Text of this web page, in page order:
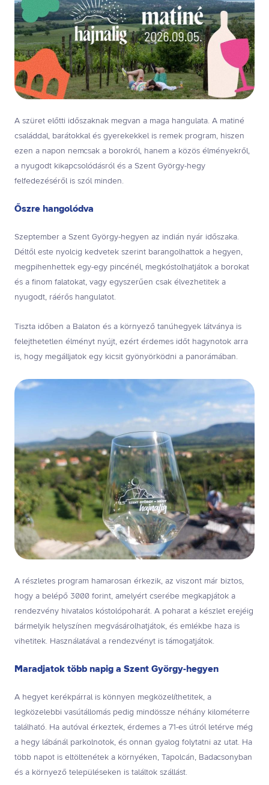
A szüret előtti időszaknak megvan a maga hangulata. A matiné
családdal, barátokkal és gyerekekkel is remek program, hiszen
ezen a napon nemcsak a borokról, hanem a közös élményekről,
a nyugodt kikapcsolódásról és a Szent György-hegy
felfedezéséről is szól minden.
Őszre hangolódva
Szeptember a Szent György-hegyen az indián nyár időszaka.
Déltől este nyolcig kedvetek szerint barangolhattok a hegyen,
megpihenhettek egy-egy pincénél, megkóstolhatjátok a borokat
és a finom falatokat, vagy egyszerűen csak élvezhetitek a
nyugodt, ráérős hangulatot.
Tiszta időben a Balaton és a környező tanúhegyek látványa is
felejthetetlen élményt nyújt, ezért érdemes időt hagynotok arra
is, hogy megálljatok egy kicsit gyönyörködni a panorámában.
A részletes program hamarosan érkezik, az viszont már biztos,
hogy a belépő 3000 forint, amelyért cserébe megkapjátok a
rendezvény hivatalos kóstolópoharát. A poharat a készlet erejéig
bármelyik helyszínen megvásárolhatjátok, és emlékbe haza is
vihetitek. Használatával a rendezvényt is támogatjátok.
Maradjatok több napig a Szent György-hegyen
A hegyet kerékpárral is könnyen megközelíthetitek, a
legközelebbi vasútállomás pedig mindössze néhány kilométerre
található. Ha autóval érkeztek, érdemes a 71-es útról letérve még
a hegy lábánál parkolnotok, és onnan gyalog folytatni az utat. Ha
több napot is eltöltenétek a környéken, Tapolcán, Badacsonyban
és a környező településeken is találtok szállást.